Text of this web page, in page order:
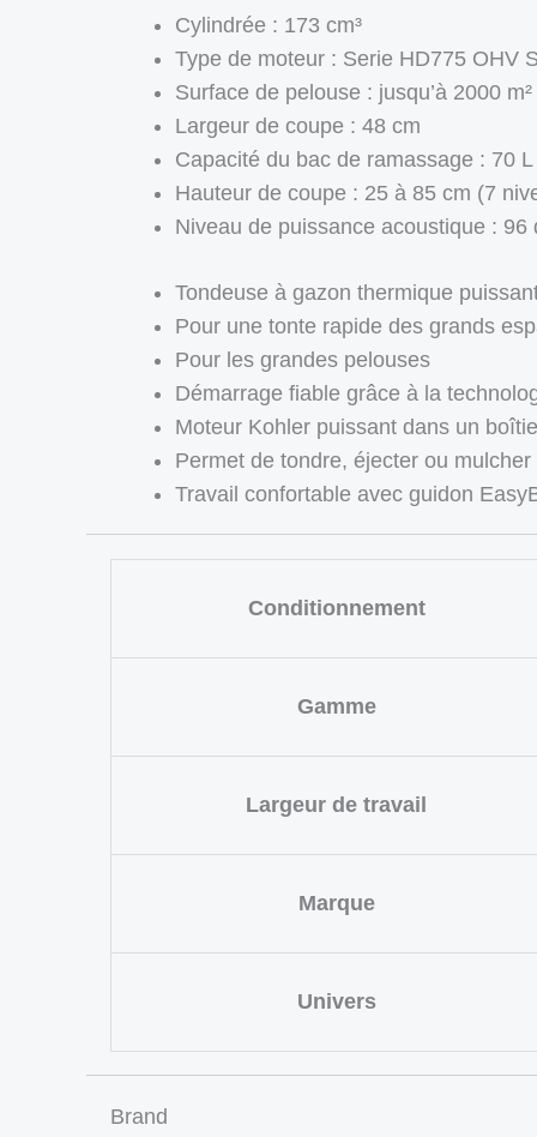
Cylindrée : 173 cm³
Type de moteur : Serie HD775 OHV
Surface de pelouse : jusqu’à 2000 m²
Largeur de coupe : 48 cm
Capacité du bac de ramassage : 70 L
Hauteur de coupe : 25 à 85 cm (7
Niveau de puissance acoustique : 96
Tondeuse à gazon thermique
Pour une tonte rapide des grands
Pour les grandes pelouses
Démarrage fiable grâce à la
Moteur Kohler puissant dans un
Permet de tondre, éjecter ou
Travail confortable avec guidon
Conditionnement
Gamme
Largeur de travail
Marque
Univers
Brand